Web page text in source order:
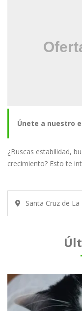
Únete a nuestro
¿Buscas estabilidad,
crecimiento? Esto te
Santa Cruz de La